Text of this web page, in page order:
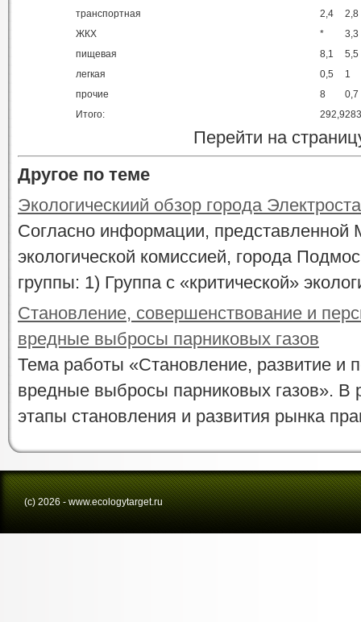
транспортная
2,4
2,8
ЖКХ
*
3,3
пищевая
8,1
5,5
легкая
0,5
1
прочие
8
0,7
Итого:
292,9283
Перейти на
Другое по теме
Экологическиий обзор города
Согласно информации, представленной
экологической комиссией, города
группы: 1) Группа с «критической»
Становление, совершенствование и
вредные выбросы парниковых газов
Тема работы «Становление, развитие и
вредные выбросы парниковых газов». В
этапы становления и развития рынка
(с) 2026 - www.ecologytarget.ru